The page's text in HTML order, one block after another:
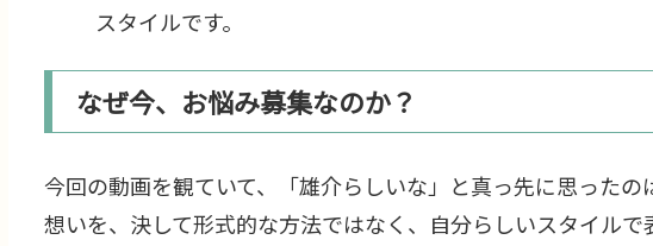
スタイルです。
なぜ今、お悩み募集なのか？
今回の動画を観ていて、「雄介らしいな」と真っ先に思った
想いを、決して形式的な方法ではなく、自分らしいスタイルで